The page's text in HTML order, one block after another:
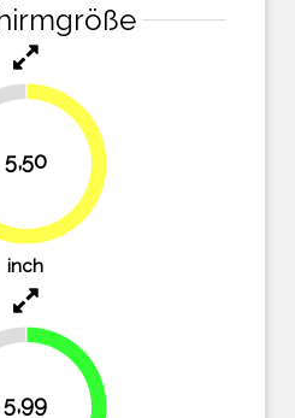
5,50
76.4%
inch
5,99